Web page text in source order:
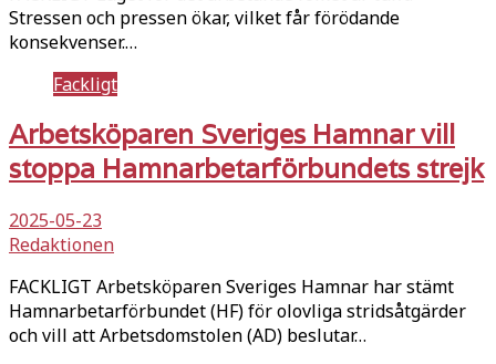
Stressen och pressen ökar, vilket får förödande
konsekvenser.…
Fackligt
Arbetsköparen Sveriges Hamnar vill
stoppa Hamnarbetarförbundets strejk
2025-05-23
Redaktionen
FACKLIGT Arbetsköparen Sveriges Hamnar har stämt
Hamnarbetarförbundet (HF) för olovliga stridsåtgärder
och vill att Arbetsdomstolen (AD) beslutar…